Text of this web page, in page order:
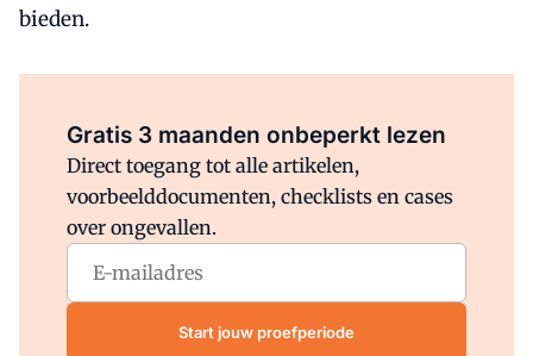
bieden.
Gratis 3 maanden onbeperkt lezen
Direct toegang tot alle artikelen,
voorbeelddocumenten, checklists en cases
over ongevallen.
Start jouw proefperiode